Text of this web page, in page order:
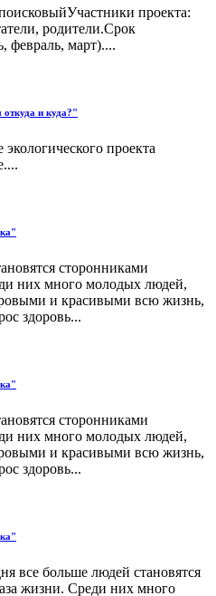
проекта:
родители.Срок
февраль, март)....
и куда?"
проекта
сторонниками
них много молодых людей,
и красивыми всю жизнь,
здоровь...
сторонниками
них много молодых людей,
и красивыми всю жизнь,
здоровь...
все больше людей становятся
жизни. Среди них много